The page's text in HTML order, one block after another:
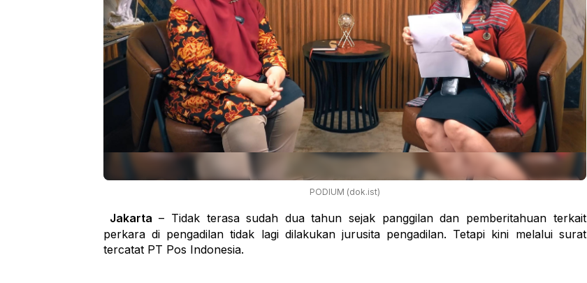
PODIUM (dok.ist)
Jakarta – Tidak terasa sudah dua tahun sejak panggilan dan pemberitahuan terkait
perkara di pengadilan tidak lagi dilakukan jurusita pengadilan. Tetapi kini melalui surat
tercatat PT Pos Indonesia.